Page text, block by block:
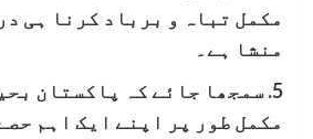
مکمل تباہ و برباد کرنا ہی
منشا ہے۔
5. سمجھا جائے کہ پاکستان
مکمل طور پر اپنے ایک اہم